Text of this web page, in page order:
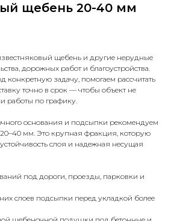
щебень 20-40 мм
щебень и другие нерудные
дорожных работ и благоустройства.
задачу, помогаем рассчитать
точно в срок — чтобы объект не
работы по графику.
основания и подсыпки рекомендуем
мм. Это крупная фракция, которую
слоя и надежная несущая
под дороги, проезды, парковки и
слоев подсыпки перед укладкой более